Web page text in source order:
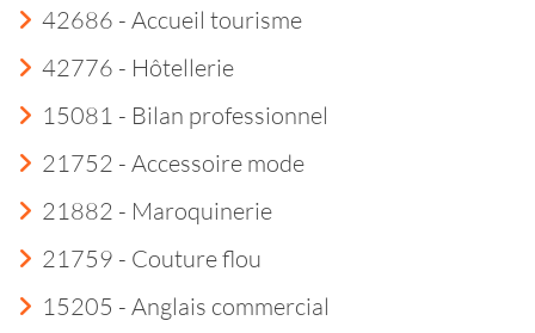
42686 - Accueil tourisme
42776 - Hôtellerie
15081 - Bilan professionnel
21752 - Accessoire mode
21882 - Maroquinerie
21759 - Couture flou
15205 - Anglais commercial